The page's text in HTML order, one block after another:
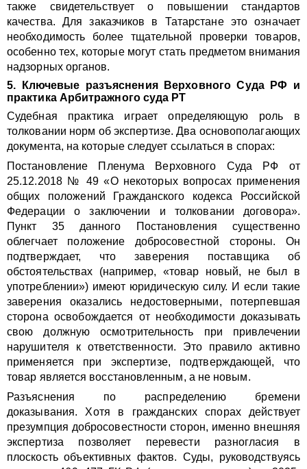
также свидетельствует о повышении стандартов
качества. Для заказчиков в Татарстане это означает
необходимость более тщательной проверки товаров,
особенно тех, которые могут стать предметом внимания
надзорных органов.
5. Ключевые разъяснения Верховного Суда РФ и
практика Арбитражного суда РТ
Судебная практика играет определяющую роль в
толковании норм об экспертизе. Два основополагающих
документа, на которые следует ссылаться в спорах:
Постановление Пленума Верховного Суда РФ от
25.12.2018 № 49 «О некоторых вопросах применения
общих положений Гражданского кодекса Российской
Федерации о заключении и толковании договора».
Пункт 35 данного Постановления существенно
облегчает положение добросовестной стороны. Он
подтверждает, что заверения поставщика об
обстоятельствах (например, «товар новый, не был в
употреблении») имеют юридическую силу. И если такие
заверения оказались недостоверными, потерпевшая
сторона освобождается от необходимости доказывать
свою должную осмотрительность при привлечении
нарушителя к ответственности. Это правило активно
применяется при экспертизе, подтверждающей, что
товар является восстановленным, а не новым.
Разъяснения по распределению бремени
доказывания. Хотя в гражданских спорах действует
презумпция добросовестности сторон, именно внешняя
экспертиза позволяет перевести разногласия в
плоскость объективных фактов. Суды, руководствуясь